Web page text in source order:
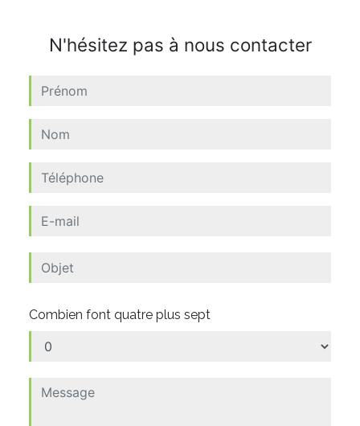
N'hésitez pas à nous contacter
Combien font quatre plus sept